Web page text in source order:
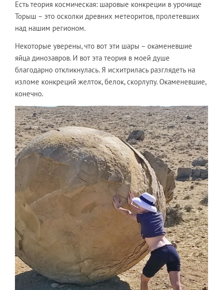
Есть теория космическая: шаровые конкреции в урочище
Торыш – это осколки древних метеоритов, пролетевших
над нашим регионом.
Некоторые уверены, что вот эти шары – окаменевшие
яйца динозавров. И вот эта теория в моей душе
благодарно откликнулась. Я исхитрилась разглядеть на
изломе конкреций желток, белок, скорлупу. Окаменевшие,
конечно.